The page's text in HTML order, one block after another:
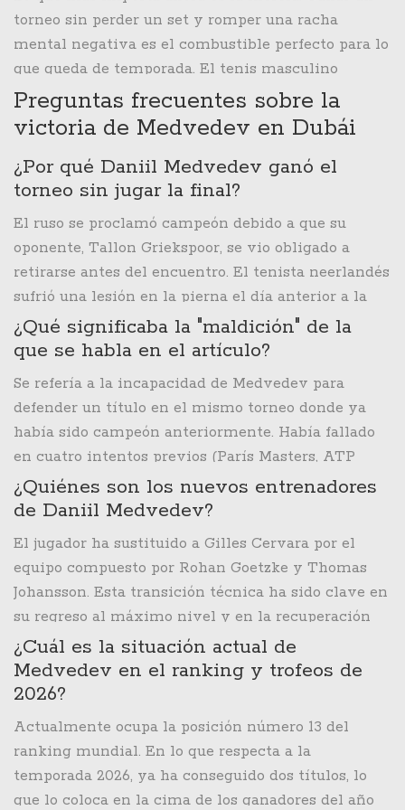
en esta categoría. Sus otros éxitos en ATP 500
incluyen Tokio 2018, Viena 2022 y Rotterdam 2023.
torneo sin perder un set y romper una racha
mental negativa es el combustible perfecto para lo
que queda de temporada. El tenis masculino
vuelve a tener a un Medvedev peligroso,
disciplinado y, sobre todo, ganador.
Preguntas frecuentes sobre la
victoria de Medvedev en Dubái
¿Por qué Daniil Medvedev ganó el
torneo sin jugar la final?
El ruso se proclamó campeón debido a que su
oponente, Tallon Griekspoor, se vio obligado a
retirarse antes del encuentro. El tenista neerlandés
sufrió una lesión en la pierna el día anterior a la
final, lo que permitió que Medvedev levantara el
trofeo automáticamente el 28 de febrero de 2026.
¿Qué significaba la "maldición" de la
que se habla en el artículo?
Se refería a la incapacidad de Medvedev para
defender un título en el mismo torneo donde ya
había sido campeón anteriormente. Había fallado
en cuatro intentos previos (París Masters, ATP
Finals, Viena y US Open), pero finalmente lo logró
en Dubái, donde ya había ganado en 2023.
¿Quiénes son los nuevos entrenadores
de Daniil Medvedev?
El jugador ha sustituido a Gilles Cervara por el
equipo compuesto por Rohan Goetzke y Thomas
Johansson. Esta transición técnica ha sido clave en
su regreso al máximo nivel y en la recuperación
de su confianza competitiva tras una larga sequía
de títulos.
¿Cuál es la situación actual de
Medvedev en el ranking y trofeos de
2026?
Actualmente ocupa la posición número 13 del
ranking mundial. En lo que respecta a la
temporada 2026, ya ha conseguido dos títulos, lo
que lo coloca en la cima de los ganadores del año